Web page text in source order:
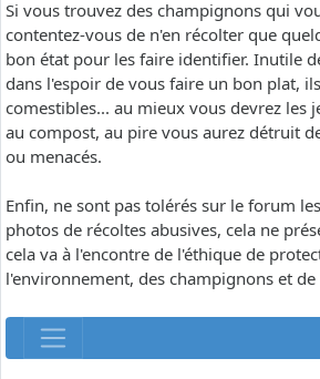
Si vous trouvez des champignons qui
contentez-vous de n'en récolter que
bon état pour les faire identifier. Inutile
dans l'espoir de vous faire un bon plat,
comestibles... au mieux vous devrez les
au compost, au pire vous aurez détruit
ou menacés.
Enfin, ne sont pas tolérés sur le forum
photos de récoltes abusives, cela ne
cela va à l'encontre de l'éthique de
l'environnement, des champignons et